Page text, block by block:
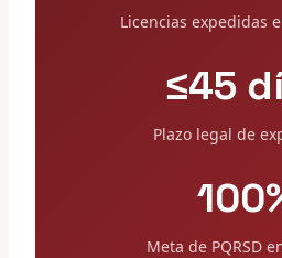
Licencias expedidas
≤45
Plazo legal de
Meta de PQRSD